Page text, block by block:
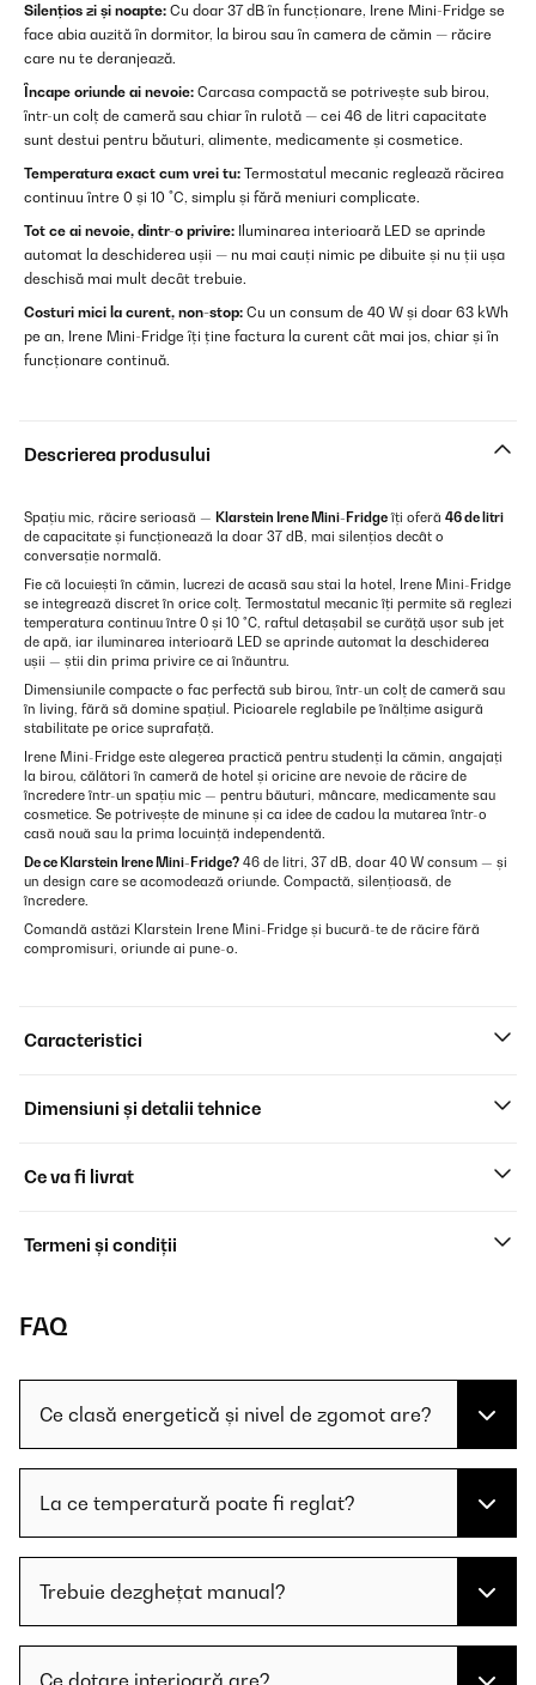
Silențios zi și noapte: Cu doar 37 dB în funcționare, Irene Mini-Fridge se
face abia auzită în dormitor, la birou sau în camera de cămin — răcire
care nu te deranjează.
Încape oriunde ai nevoie: Carcasa compactă se potrivește sub birou,
într-un colț de cameră sau chiar în rulotă — cei 46 de litri capacitate
sunt destui pentru băuturi, alimente, medicamente și cosmetice.
Temperatura exact cum vrei tu: Termostatul mecanic reglează răcirea
continuu între 0 și 10 °C, simplu și fără meniuri complicate.
Tot ce ai nevoie, dintr-o privire: Iluminarea interioară LED se aprinde
automat la deschiderea ușii — nu mai cauți nimic pe dibuite și nu ții ușa
deschisă mai mult decât trebuie.
Costuri mici la curent, non-stop: Cu un consum de 40 W și doar 63 kWh
pe an, Irene Mini-Fridge îți ține factura la curent cât mai jos, chiar și în
funcționare continuă.
Descrierea produsului
Spațiu mic, răcire serioasă — Klarstein Irene Mini-Fridgeîți oferă 46 de litri
de capacitate și funcționează la doar 37 dB, mai silențios decât o
conversație normală.
Fie că locuiești în cămin, lucrezi de acasă sau stai la hotel, Irene Mini-Fridge
se integrează discret în orice colț. Termostatul mecanic îți permite să reglezi
temperatura continuu între 0 și 10 °C, raftul detașabil se curăță ușor sub jet
de apă, iar iluminarea interioară LED se aprinde automat la deschiderea
ușii — știi din prima privire ce ai înăuntru.
Dimensiunile compacte o fac perfectă sub birou, într-un colț de cameră sau
în living, fără să domine spațiul. Picioarele reglabile pe înălțime asigură
stabilitate pe orice suprafață.
Irene Mini-Fridge este alegerea practică pentru studenți la cămin, angajați
la birou, călători în cameră de hotel și oricine are nevoie de răcire de
încredere într-un spațiu mic — pentru băuturi, mâncare, medicamente sau
cosmetice. Se potrivește de minune și ca idee de cadou la mutarea într-o
casă nouă sau la prima locuință independentă.
De ce Klarstein Irene Mini-Fridge? 46 de litri, 37 dB, doar 40 W consum — și
un design care se acomodează oriunde. Compactă, silențioasă, de
încredere.
Comandă astăzi Klarstein Irene Mini-Fridge și bucură-te de răcire fără
compromisuri, oriunde ai pune-o.
Caracteristici
Dimensiuni și detalii tehnice
Ce va fi livrat
Termeni și condiții
FAQ
Ce clasă energetică și nivel de zgomot are?
La ce temperatură poate fi reglat?
Trebuie dezghețat manual?